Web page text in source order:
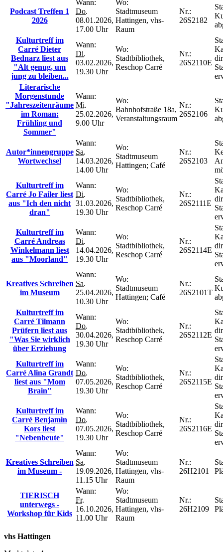
Podcast Treffen 1
2026
Wann:
Do.
08.01.2026,
17.00 Uhr
Wo:
Stadtmuseum
Hattingen, vhs-
Raum
Nr.:
26S2182
Kulturtreff im
Carré Dieter
Bednarz liest aus
"Alt genug, um
jung zu bleiben...
Wann:
Di.
03.02.2026,
19.30 Uhr
Wo:
Stadtbibliothek,
Reschop Carré
Nr.:
26S2110E
Literarische
Morgenstunde
"Jahreszeitenräume
im Roman:
Frühling und
Sommer"
Wann:
Mi.
25.02.2026,
9.00 Uhr
Wo:
Bahnhofstraße 18a,
Veranstaltungsraum
Nr.:
26S2106
Autor*innengruppe
Wortwechsel
Wann:
Sa.
14.03.2026,
14.00 Uhr
Wo:
Stadtmuseum
Hattingen; Café
Nr.:
26S2103
Kulturtreff im
Carré Jo Failer liest
aus "Ich den nicht
dran"
Wann:
Di.
31.03.2026,
19.30 Uhr
Wo:
Stadtbibliothek,
Reschop Carré
Nr.:
26S2111E
Kulturtreff im
Carré Andreas
Winkelmann liest
aus "Moorland"
Wann:
Di.
14.04.2026,
19.30 Uhr
Wo:
Stadtbibliothek,
Reschop Carré
Nr.:
26S2114E
Kreatives Schreiben
im Museum
Wann:
Sa.
25.04.2026,
10.30 Uhr
Wo:
Stadtmuseum
Hattingen; Café
Nr.:
26S2101T
Kulturtreff im
Carré Tilmann
Prüfern liest aus
"Was Sie wirklich
über Erziehung
Wann:
Do.
30.04.2026,
19.30 Uhr
Wo:
Stadtbibliothek,
Reschop Carré
Nr.:
26S2112E
Kulturtreff im
Carré Alina Grandt
liest aus "Mom
Brain"
Wann:
Do.
07.05.2026,
19.30 Uhr
Wo:
Stadtbibliothek,
Reschop Carré
Nr.:
26S2115E
Kulturtreff im
Carré Benjamin
Kors liest
"Nebenbeute"
Wann:
Do.
07.05.2026,
19.30 Uhr
Wo:
Stadtbibliothek,
Reschop Carré
Nr.:
26S2116E
Kreatives Schreiben
im Museum -
Wann:
Sa.
19.09.2026,
11.15 Uhr
Wo:
Stadtmuseum
Hattingen, vhs-
Raum
Nr.:
26H2101
TIERISCH
unterwegs -
Workshop für Kids
Wann:
Fr.
16.10.2026,
11.00 Uhr
Wo:
Stadtmuseum
Hattingen, vhs-
Raum
Nr.:
26H2109
vhs Hattingen